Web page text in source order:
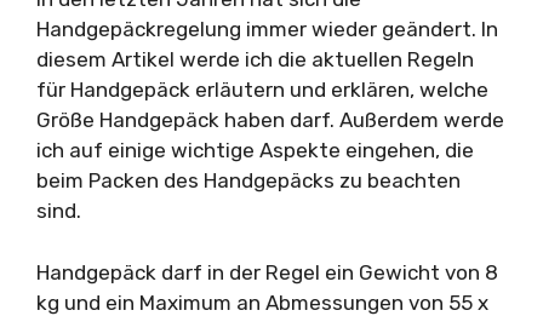
Handgepäckregelung immer wieder geändert. In
diesem Artikel werde ich die aktuellen Regeln
für Handgepäck erläutern und erklären, welche
Größe Handgepäck haben darf. Außerdem werde
ich auf einige wichtige Aspekte eingehen, die
beim Packen des Handgepäcks zu beachten
sind.
Handgepäck darf in der Regel ein Gewicht von 8
kg und ein Maximum an Abmessungen von 55 x